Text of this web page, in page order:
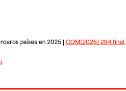
países en 2025 | COM(2026) 294